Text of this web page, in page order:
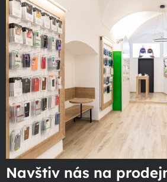
Navštiv nás na